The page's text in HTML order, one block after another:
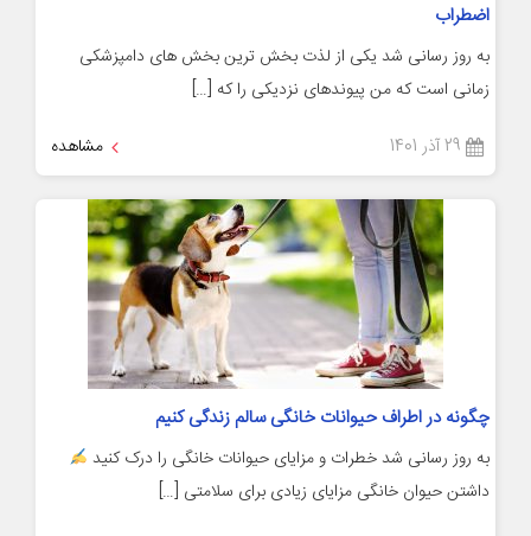
اضطراب
به روز رسانی شد یکی از لذت بخش ترین بخش های دامپزشکی
زمانی است که من پیوندهای نزدیکی را که […]
مشاهده
چگونه در اطراف حیوانات خانگی سالم زندگی کنیم
به روز رسانی شد خطرات و مزایای حیوانات خانگی را درک کنید
داشتن حیوان خانگی مزایای زیادی برای سلامتی […]